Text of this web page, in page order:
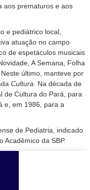
aos prematuros e aos
e pediátrico local,
atuação no campo
de espetáculos musicais
A Semana, Folha
último, manteve por
Cultura . Na década de
de Cultura do Pará, para
e, em 1986, para a
de Pediatria, indicado
Acadêmico da SBP.